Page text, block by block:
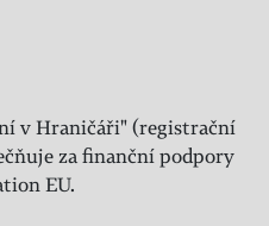
v Hraničáři" (registrační
za finanční podpory
EU.